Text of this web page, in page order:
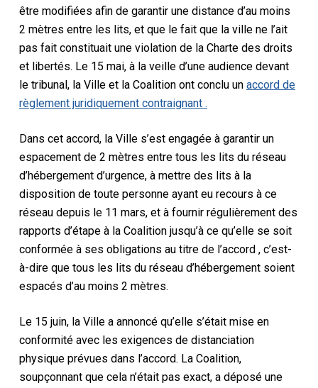
être modifiées afin de garantir une distance d’au moins
2 mètres entre les lits, et que le fait que la ville ne l’ait
pas fait constituait une violation de la Charte des droits
et libertés. Le 15 mai, à la veille d’une audience devant
le tribunal, la Ville et la Coalition ont conclu un accord de
règlement juridiquement contraignant .
Dans cet accord, la Ville s’est engagée à garantir un
espacement de 2 mètres entre tous les lits du réseau
d’hébergement d’urgence, à mettre des lits à la
disposition de toute personne ayant eu recours à ce
réseau depuis le 11 mars, et à fournir régulièrement des
rapports d’étape à la Coalition jusqu’à ce qu’elle se soit
conformée à ses obligations au titre de l’accord , c’est-
à-dire que tous les lits du réseau d’hébergement soient
espacés d’au moins 2 mètres.
Le 15 juin, la Ville a annoncé qu’elle s’était mise en
conformité avec les exigences de distanciation
physique prévues dans l’accord. La Coalition,
soupçonnant que cela n’était pas exact, a déposé une